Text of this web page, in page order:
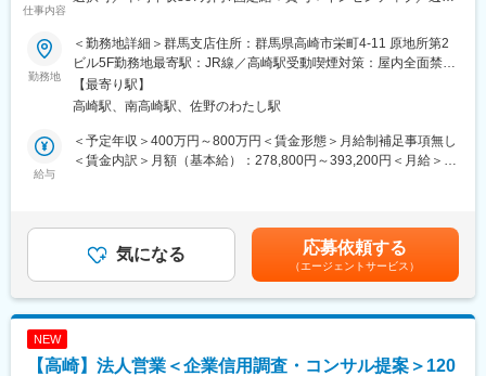
ます。これまで、抗凝固剤「リクシアナ」、高血圧症治療剤「オ
ルメテック」、抗インフルエンザウイルス剤「イナビル」など、
革新的な医薬品を世の中に数多く送り出しています。現在は、こ
れまでに培った基盤の上に、アンメッドメディカルニーズの高い
いと考えています。また、2025年ビジョンである「がんに強みを
持つ先進的グローバル創薬企業」の達成に向け、重点領域として
変更の範囲：会社の定める業務
仕事内容
■業務内容：
経営者と直接対話し、企業の本質に迫る「信用調査＋コンサルテ
ィング営業」をお任せします。
金融・経営知識を実務で深め、希少性の高いスキルを獲得し、市
場価値を高められる環境です。
1. 企業信用調査
・対象企業へ訪問し、事業内容や会社の特色、今後の展望、財務
・企業信用調査で得た情報から企業が抱えている課題を見つけ出
し、課題解決をご提案。
例１：与信管理に課題のある企業には信用調査報告書や倒産予測
継支援サービスや教育ツール、研修などを提案
勤務地
＜勤務地詳細＞群馬支店住所：群馬県高崎市栄町4-11 原地所第2
ビル5F勤務地最寄駅：JR線／高崎駅受動喫煙対策：屋内全面禁煙
変更の範囲：勤務地は業務上の都合により変更の可能性がありま
す
【最寄り駅】
高崎駅、南高崎駅、佐野のわたし駅
給与
＜予定年収＞400万円～800万円＜賃金形態＞月給制補足事項無し
＜賃金内訳＞月額（基本給）：278,800円～393,200円＜月給＞
後）：800 万円（月給 35 万円＋賞与 90 万円＋営業給 100 万円）
※モデル年収は全国総合職の場合を記載賃金はあくまでも目安の金
額であり、選考を通じて上下する可能性があります。月給(月額)は
固定手当を含めた表記です。
気になる 応募依頼する
（エージェントサービス）
NEW
【高崎】法人営業＜企業信用調査・コンサル提案＞120